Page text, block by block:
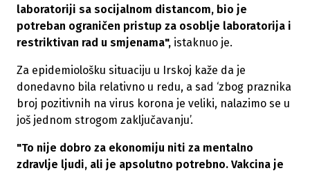
laboratoriji sa socijalnom distancom, bio je
potreban ograničen pristup za osoblje laboratorija i
restriktivan rad u smjenama", istaknuo je.
Za epidemiološku situaciju u Irskoj kaže da je
donedavno bila relativno u redu, a sad ‘zbog praznika
broj pozitivnih na virus korona je veliki, nalazimo se u
još jednom strogom zaključavanju’.
"To nije dobro za ekonomiju niti za mentalno
zdravlje ljudi, ali je apsolutno potrebno. Vakcina je